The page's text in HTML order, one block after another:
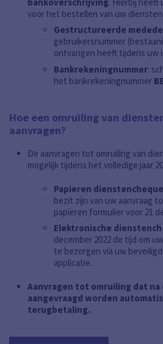
voor het bestellen van uw
Gestructureerde
gebruikersnummer
ontvangen heeft tijdens uw
Bankrekeningnummer:
het bankrekeningnummer
Hoe een omruiling van
aanvragen?
De aanvragen tot omruiling van
mogelijk tijdens het volledige jaar
Papieren
bezit zijn van uw aanvraag
papieren formulier voor 21
Elektronische
december 2022 de tijd om
te bezorgen via uw
applicatie.
Aanvragen tot omruiling dat na
aangevraagd worden
terugbetaling.